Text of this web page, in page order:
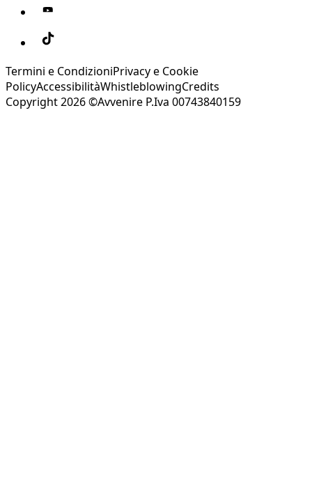
Termini e CondizioniPrivacy e Cookie
PolicyAccessibilitàWhistleblowingCredits
Copyright 2026 ©Avvenire P.Iva 00743840159